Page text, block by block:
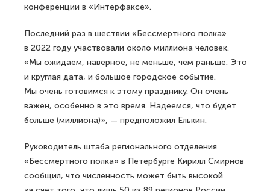
конференции в «Интерфаксе».
Последний раз в шествии «Бессмертного полка»
в 2022 году участвовали около миллиона человек.
«Мы ожидаем, наверное, не меньше, чем раньше. Это
и круглая дата, и большое городское событие.
Мы очень готовимся к этому празднику. Он очень
важен, особенно в это время. Надеемся, что будет
больше (миллиона)», — предположил Елькин.
Руководитель штаба регионального отделения
«Бессмертного полка» в Петербурге Кирилл Смирнов
сообщил, что численность может быть высокой